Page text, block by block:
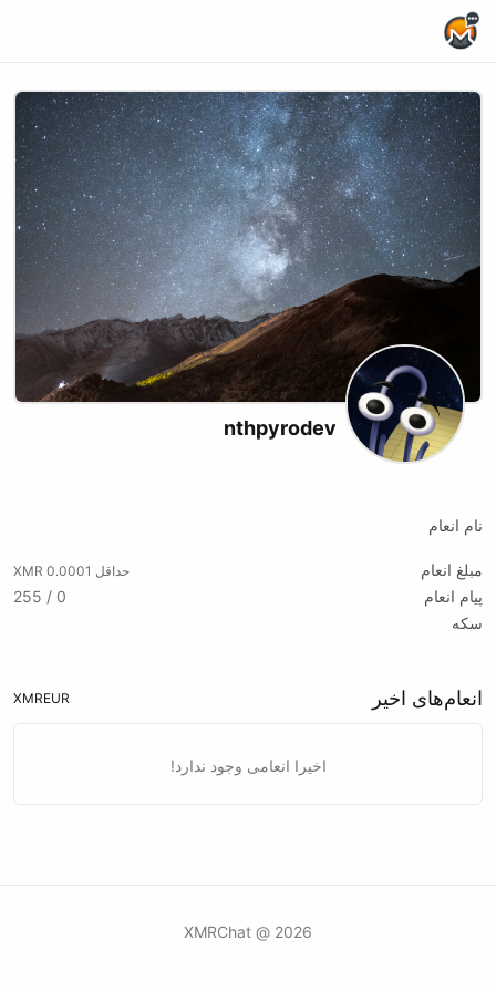
nthpyrodev
نام انعام
مبلغ انعام حداقل 0.0001 XMR
پیام انعام
0 / 255
سکه
انعام‌های اخیر EUR
XMR
اخیرا انعامی وجود ندارد!
2026 @ XMRChat